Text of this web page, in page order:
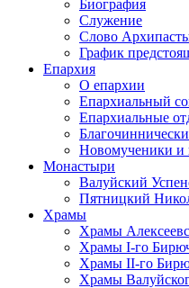
Биография
Служение
Слово
График
Епархия
О епархии
Епархиальный
Епархиальные
Новомученики и
Монастыри
Валуйский
Пятницкий
Храмы
Храмы
Храмы I-го
Храмы II-го
Храмы